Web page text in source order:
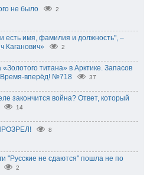
не было 2
есть имя, фамилия и должность", –
Каганович»
2
«Золотого титана» в Арктике. Запасов
Время-вперёд! №718
37
закончится война? Ответ, который
14
8
"Русские не сдаются" пошла не по
2